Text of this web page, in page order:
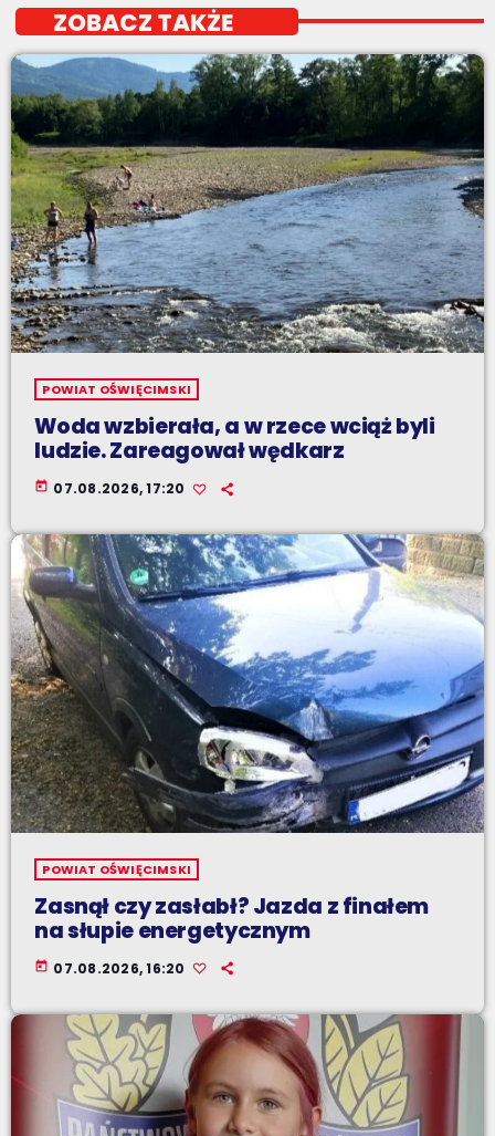
ZOBACZ TAKŻE
POWIAT OŚWIĘCIMSKI
Woda wzbierała, a w rzece wciąż byli
ludzie. Zareagował wędkarz
today 07.08.2026, 17:20
POWIAT OŚWIĘCIMSKI
Zasnął czy zasłabł? Jazda z finałem
na słupie energetycznym
today 07.08.2026, 16:20